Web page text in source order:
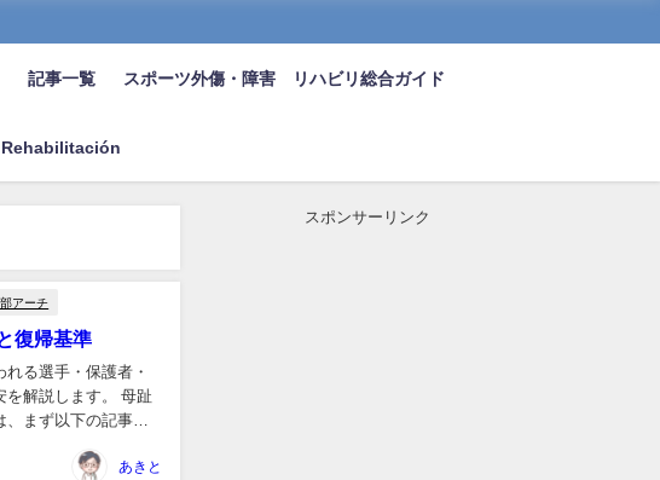
記事一覧 スポーツ外傷・障害 リハビリ総合ガイド
部アーチ
復帰基準
る選手・保護者・
を解説します。 母趾
まず以下の記事を
あきと
スポンサーリンク